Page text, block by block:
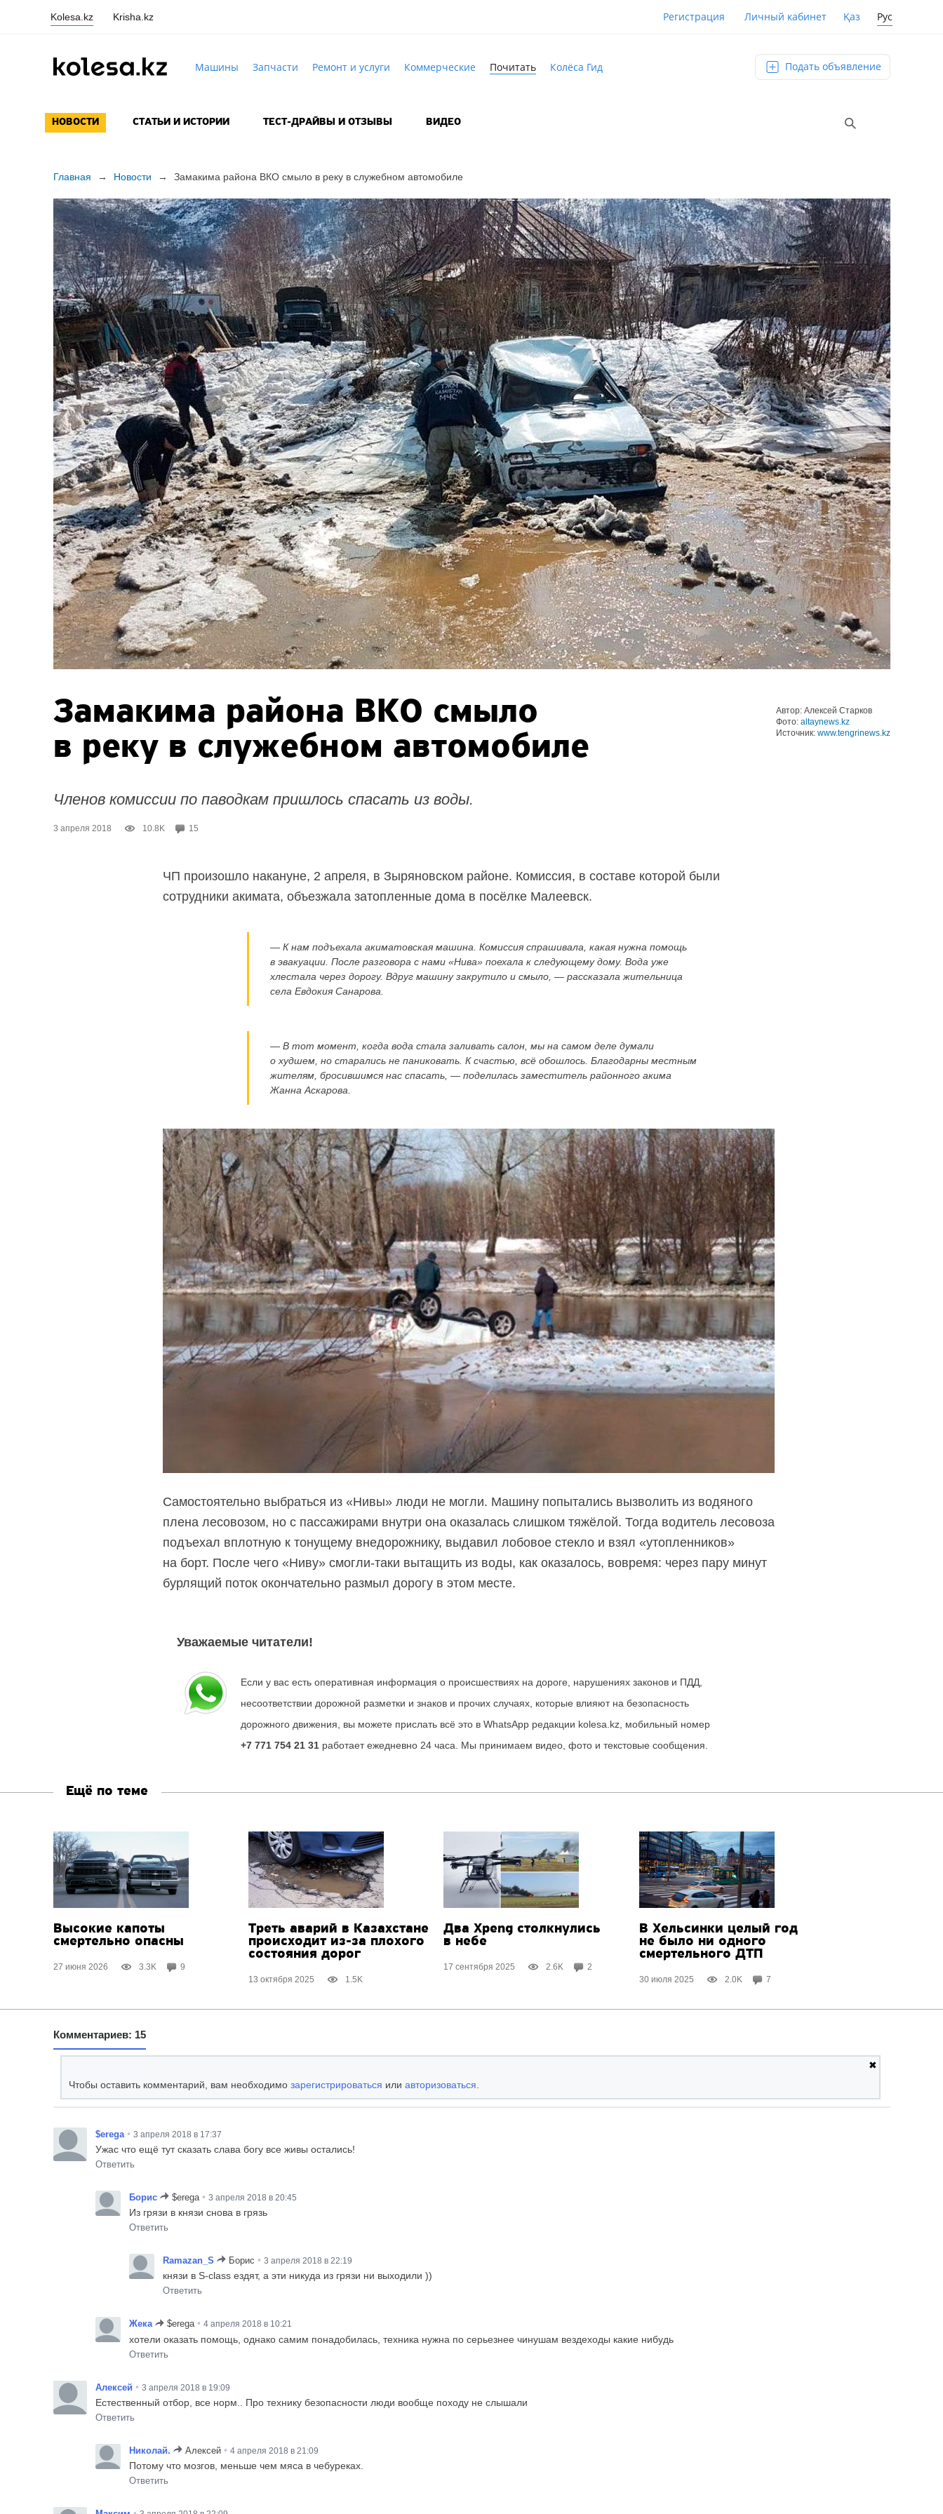
Kolesa.kz Krisha.kz Регистрация Личный кабинет Қаз Рус
Машины Запчасти Ремонт и услуги Коммерческие Почитать Колёса Гид Подать объявление
НОВОСТИ СТАТЬИ И ИСТОРИИ ТЕСТ-ДРАЙВЫ И ОТЗЫВЫ ВИДЕО
Главная → Новости → Замакима района ВКО смыло в реку в служебном автомобиле
Замакима района ВКО смыло
в реку в служебном автомобиле
Членов комиссии по паводкам пришлось спасать из воды.
3 апреля 2018 10.8K 15
Автор: Алексей Старков
Фото: altaynews.kz
Источник: www.tengrinews.kz
ЧП произошло накануне, 2 апреля, в Зыряновском районе. Комиссия, в составе которой были
сотрудники акимата, объезжала затопленные дома в посёлке Малеевск.
— К нам подъехала акиматовская машина. Комиссия спрашивала, какая нужна помощь
в эвакуации. После разговора с нами «Нива» поехала к следующему дому. Вода уже
хлестала через дорогу. Вдруг машину закрутило и смыло, — рассказала жительница
села Евдокия Санарова.
— В тот момент, когда вода стала заливать салон, мы на самом деле думали
о худшем, но старались не паниковать. К счастью, всё обошлось. Благодарны местным
жителям, бросившимся нас спасать, — поделилась заместитель районного акима
Жанна Аскарова.
Самостоятельно выбраться из «Нивы» люди не могли. Машину попытались вызволить из водяного
плена лесовозом, но с пассажирами внутри она оказалась слишком тяжёлой. Тогда водитель лесовоза
подъехал вплотную к тонущему внедорожнику, выдавил лобовое стекло и взял «утопленников»
на борт. После чего «Ниву» смогли-таки вытащить из воды, как оказалось, вовремя: через пару минут
бурлящий поток окончательно размыл дорогу в этом месте.
Уважаемые читатели!
Если у вас есть оперативная информация о происшествиях на дороге, нарушениях законов и ПДД,
несоответствии дорожной разметки и знаков и прочих случаях, которые влияют на безопасность
дорожного движения, вы можете прислать всё это в WhatsApp редакции kolesa.kz, мобильный номер
+7 771 754 21 31работает ежедневно 24 часа. Мы принимаем видео, фото и текстовые сообщения.
Ещё по теме
Высокие капоты
смертельно опасны
27 июня 2026 3.3K 9
Треть аварий в Казахстане
происходит из-за плохого
состояния дорог
13 октября 2025 1.5K
Два Xpeng cтолкнулись
в небе
17 сентября 2025 2.6K 2
В Хельсинки целый год
не было ни одного
смертельного ДТП
30 июля 2025 2.0K 7
Комментариев: 15
✖
Чтобы оставить комментарий, вам необходимо зарегистрироваться или авторизоваться.
$erega • 3 апреля 2018 в 17:37
Ужас что ещё тут сказать слава богу все живы остались!
Ответить
Борис $erega • 3 апреля 2018 в 20:45
Из грязи в князи снова в грязь
Ответить
Ramazan_S Борис • 3 апреля 2018 в 22:19
князи в S-class ездят, а эти никуда из грязи ни выходили ))
Ответить
Жека $erega • 4 апреля 2018 в 10:21
хотели оказать помощь, однако самим понадобилась, техника нужна по серьезнее чинушам вездеходы какие нибудь
Ответить
Алексей • 3 апреля 2018 в 19:09
Естественный отбор, все норм.. Про технику безопасности люди вообще походу не слышали
Ответить
Николай. Алексей • 4 апреля 2018 в 21:09
Потому что мозгов, меньше чем мяса в чебуреках.
Ответить